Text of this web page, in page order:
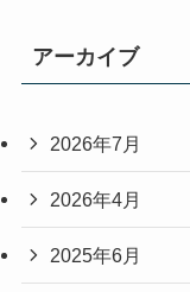
アーカイブ
2026年7月
2026年4月
2025年6月